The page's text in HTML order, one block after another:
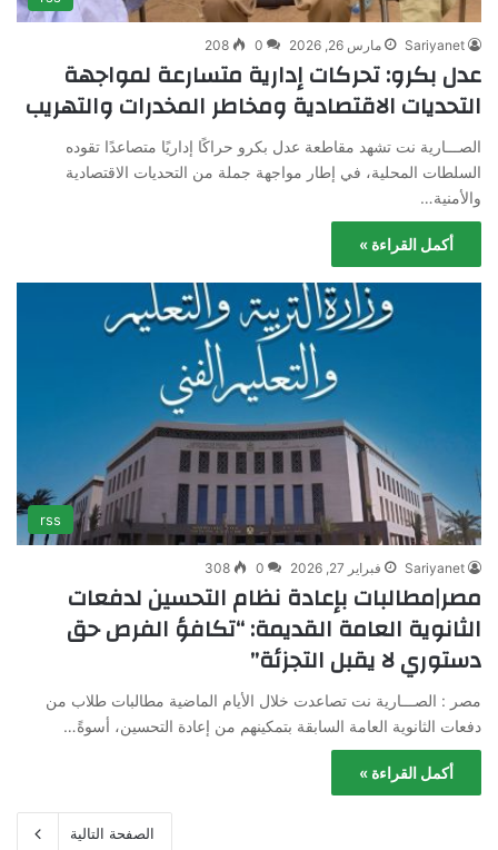
Sariyanet مارس 26, 2026 0
208
عدل بكرو: تحركات إدارية متسارعة لمواجهة
التحديات الاقتصادية ومخاطر المخدرات والتهريب
الصـــارية نت تشهد مقاطعة عدل بكرو حراكًا إداريًا متصاعدًا تقوده
السلطات المحلية، في إطار مواجهة جملة من التحديات الاقتصادية
والأمنية…
أكمل القراءة »
rss
Sariyanet فبراير 27, 2026 0
308
مصر|مطالبات بإعادة نظام التحسين لدفعات
الثانوية العامة القديمة: “تكافؤ الفرص حق
دستوري لا يقبل التجزئة”
مصر : الصـــارية نت تصاعدت خلال الأيام الماضية مطالبات طلاب من
دفعات الثانوية العامة السابقة بتمكينهم من إعادة التحسين، أسوةً…
أكمل القراءة »
الصفحة التالية